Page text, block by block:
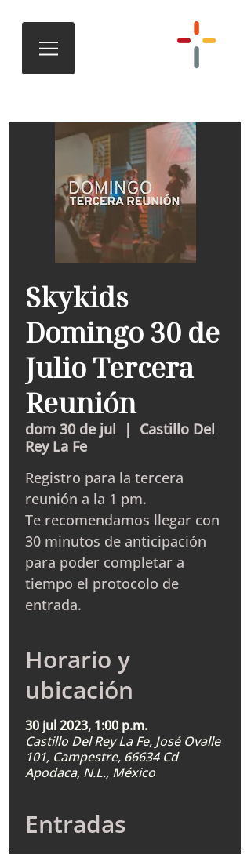
Skykids
Domingo 30 de
Julio Tercera
Reunión
dom 30 de jul
  |
Castillo Del
Rey La Fe
Registro para la tercera
reunión a la 1 pm.
Te recomendamos llegar con
30 minutos de anticipación
para poder completar a
tiempo el protocolo de
entrada.
Horario y
ubicación
30 jul 2023, 1:00 p.m.
Castillo Del Rey La Fe, José Ovalle
101, Campestre, 66634 Cd
Apodaca, N.L., México
Entradas